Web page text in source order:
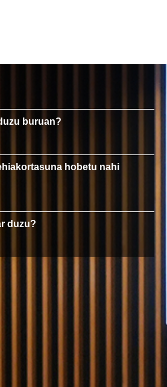
buruan?
hobetu nahi
duzu?